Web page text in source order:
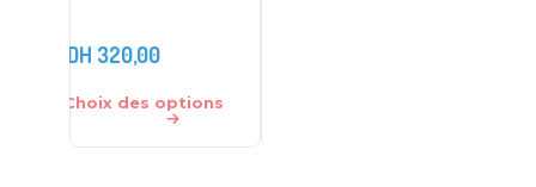
DH 320,00
Choix des options